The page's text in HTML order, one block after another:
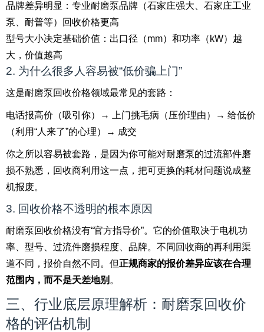
品牌差异明显：专业耐磨泵品牌（石家庄强大、石家庄工业
泵、耐普等）回收价格更高
型号大小决定基础价值：出口径（mm）和功率（kW）越
大，价值越高
2. 为什么很多人容易被“低价骗上门”
这是耐磨泵回收价格领域最常见的套路：
电话报高价（吸引你）→ 上门挑毛病（压价理由）→ 给低价
（利用“人来了”的心理）→ 成交
你之所以容易被套路，是因为你可能对耐磨泵的过流部件磨
损不熟悉，回收商利用这一点，把可更换的耗材问题说成整
机报废。
3. 回收价格不透明的根本原因
耐磨泵回收价格没有“官方指导价”。它的价值取决于电机功
率、型号、过流件磨损程度、品牌。不同回收商的再利用渠
道不同，报价自然不同。但正规商家的报价差异应该在合理
范围内，而不是天差地别 。
三、行业底层原理解析：耐磨泵回收价
格的评估机制